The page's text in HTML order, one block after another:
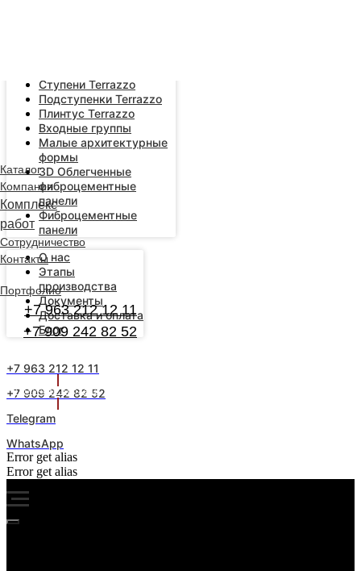
Каталог
Компания
Комплекс
работ
Сотрудничество
Контакты
Портфолио
+7 963 212 12 11
+7 909 242 82 52
Получить образцы
Ступени Terrazzo
Подступенки Terrazzo
Плинтус Terrazzo
Входные группы
Малые архитектурные
формы
3D Облегченные
фиброцементные
панели
Фиброцементные
панели
О нас
Этапы
производства
Документы
Доставка и оплата
Блог
+7 963 212 12 11
+7 909 242 82 52
Telegram
WhatsApp
Error get alias
Error get alias